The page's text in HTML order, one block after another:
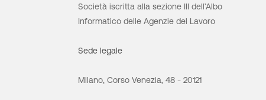
Società iscritta alla sezione III dell’Albo
Informatico delle Agenzie del Lavoro
Sede legale
Milano, Corso Venezia, 48 - 20121